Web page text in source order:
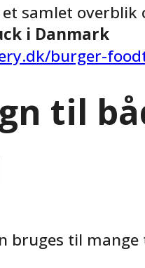
et samlet
i Danmark
burger-
til
bruges til